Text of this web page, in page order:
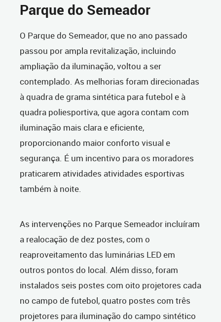
Parque do Semeador
O Parque do Semeador, que no ano passado
passou por ampla revitalização, incluindo
ampliação da iluminação, voltou a ser
contemplado. As melhorias foram direcionadas
à quadra de grama sintética para futebol e à
quadra poliesportiva, que agora contam com
iluminação mais clara e eficiente,
proporcionando maior conforto visual e
segurança. É um incentivo para os moradores
praticarem atividades atividades esportivas
também à noite.
As intervenções no Parque Semeador incluíram
a realocação de dez postes, com o
reaproveitamento das luminárias LED em
outros pontos do local. Além disso, foram
instalados seis postes com oito projetores cada
no campo de futebol, quatro postes com três
projetores para iluminação do campo sintético